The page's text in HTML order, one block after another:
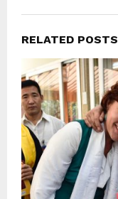
RELATED POSTS